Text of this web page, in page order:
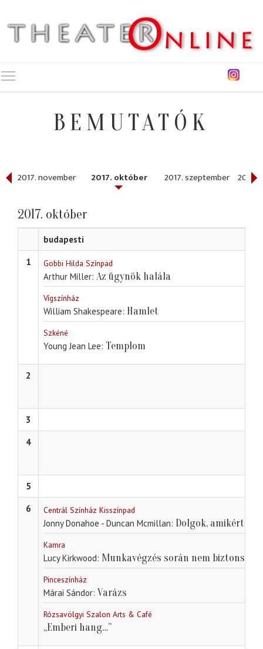
BEMUTATÓK
2017. november 2017. október 2017. szeptember 2017.
2017. október
budapesti
1
Gobbi Hilda Színpad
Arthur Miller Az ügynök halála
Vígszínház
William Shakespeare Hamlet
Szkéné
Young Jean Lee Templom
2
3
4
5
6
Centrál Színház Kisszínpad
Jonny Donahoe - Duncan Mcmillan Dolgok, amikért
Kamra
Lucy Kirkwood Munkavégzés során nem
Pinceszínház
Márai Sándor Varázs
Rózsavölgyi Szalon Arts & Café
„Emberi hang…”